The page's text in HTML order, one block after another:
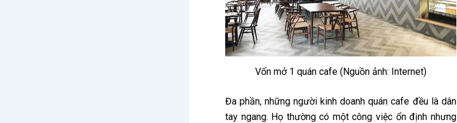
Vốn mở 1 quán cafe (Nguồn ảnh: Internet)
Đa phần, những người kinh doanh quán cafe đều là dân
tay ngang. Họ thường có một công việc ổn định nhưng